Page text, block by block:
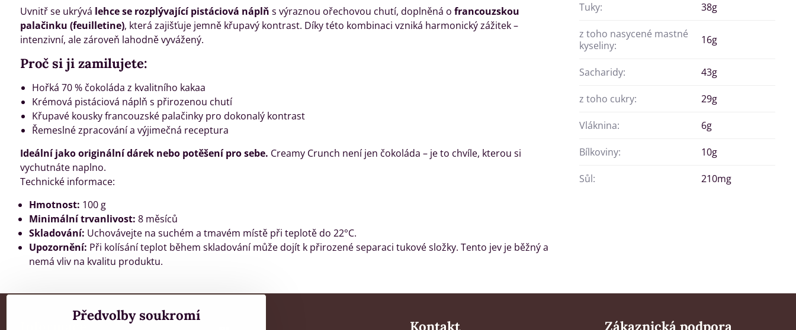
Uvnitř se ukrývá lehce se rozplývající pistáciová náplň s výraznou ořechovou chutí, doplněná o francouzskou
palačinku (feuilletine), která zajišťuje jemně křupavý kontrast. Díky této kombinaci vzniká harmonický zážitek –
intenzivní, ale zároveň lahodně vyvážený.
Proč si ji zamilujete:
Hořká 70 % čokoláda z kvalitního kakaa
Krémová pistáciová náplň s přirozenou chutí
Křupavé kousky francouzské palačinky pro dokonalý kontrast
Řemeslné zpracování a výjimečná receptura
Ideální jako originální dárek nebo potěšení pro sebe. Creamy Crunch není jen čokoláda – je to chvíle, kterou si
vychutnáte naplno.
Technické informace:
Hmotnost: 100 g
Minimální trvanlivost: 8 měsíců
Skladování: Uchovávejte na suchém a tmavém místě při teplotě do 22°C.
Upozornění: Při kolísání teplot během skladování může dojít k přirozené separaci tukové složky. Tento jev je běžný a
nemá vliv na kvalitu produktu.
Tuky: 38g
z toho nasycené mastné
kyseliny:
16g
Sacharidy: 43g
z toho cukry: 29g
Vláknina: 6g
Bílkoviny: 10g
Sůl: 210mg
Kontakt Zákaznická podpora
Předvolby soukromí